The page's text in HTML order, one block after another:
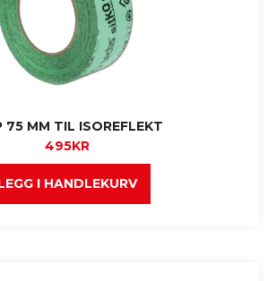
75 MM TIL ISOREFLEKT
495KR
I HANDLEKURV